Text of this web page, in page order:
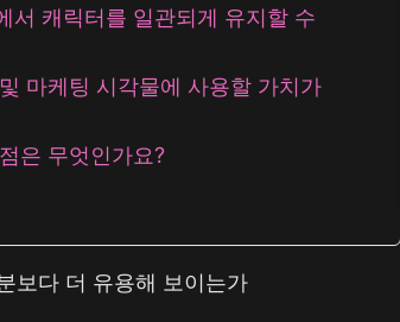
캐릭터를 일관되게 유지할 수
마케팅 시각물에 사용할 가치가
은 무엇인가요?
보다 더 유용해 보이는가